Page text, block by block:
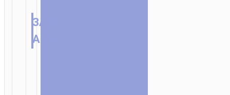
ЗАРЯДНЫЙ
АДАПТЕР